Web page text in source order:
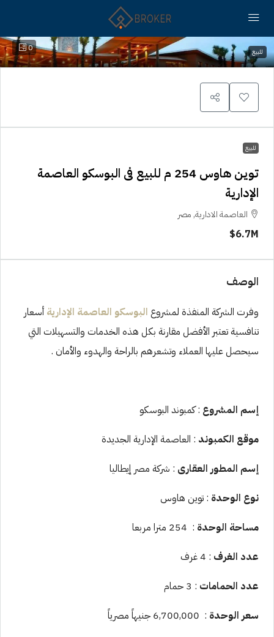
0 للبيع
للبيع
توين هاوس 254 م للبيع فى البوسكو العاصمة
الإدارية
العاصمة الادارية, مصر
6.7M$
الوصف
وفرت الشركة المنفذة لمشروع البوسكو العاصمة الإدارية أسعار
تنافسية تعتبر الأفضل مقارنة بكل هذه الخدمات والتسهيلات التي
سيحصل عليها العملاء وتشعرهم بالراحة والهدوء والأمان .
إسم المشروع : كمبوند البوسكو
موقع الكمبوند : العاصمة الإدارية الجديدة
إسم المطور العقارى : شركة مصر إيطاليا
نوع الوحدة : توين هاوس
مساحة الوحدة : 254 مترا مربعا
عدد الغرف : 4 غرف
عدد الحمامات : 3 حمام
سعر الوحدة : 6,700,000 جنيهاً مصرياً